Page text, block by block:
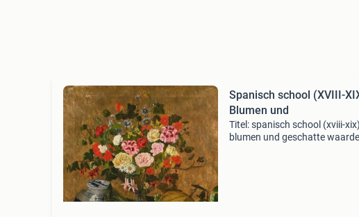
Spanisch school (XVIII-
Blumen und
Titel: spanisch school (xviii-
blumen und geschatte